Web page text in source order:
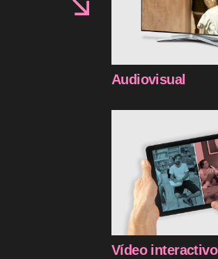
Audiovisual
Vídeo interactivo